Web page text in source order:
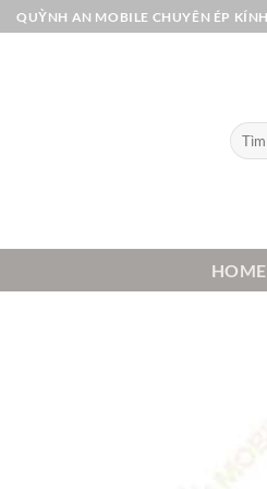
Bỏ
qua
QUỲNH AN MOBILE CHUYÊN ÉP
Tìm
kiếm:
HOME